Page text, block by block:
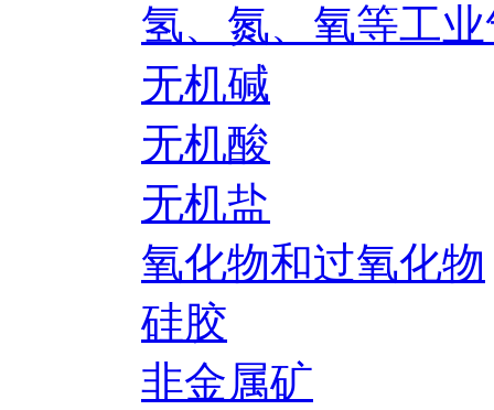
氢、氮、氧等工
无机碱
无机酸
无机盐
氧化物和过氧化物
硅胶
非金属矿